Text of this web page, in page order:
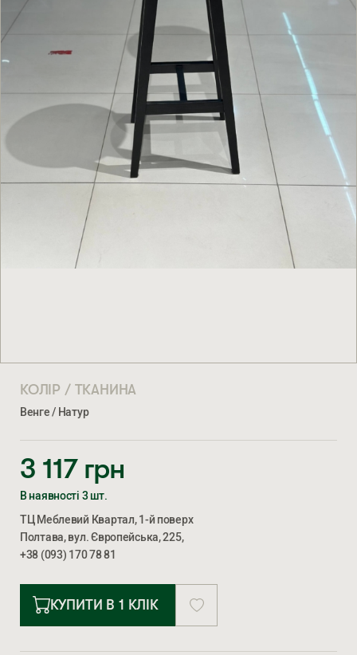
КОЛІР / ТКАНИНА
Венге / Натур
3 117 грн
В наявності 3 шт.
ТЦ Меблевий Квартал, 1-й поверх
Полтава, вул. Європейська, 225,
+38 (093) 170 78 81
КУПИТИ В 1 КЛІК